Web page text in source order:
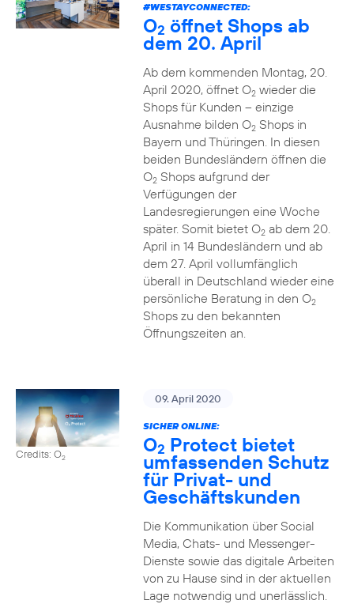
#WESTAYCONNECTED:
O2 öffnet Shops ab
dem 20. April
Ab dem kommenden Montag, 20.
April 2020, öffnet O2wieder die
Shops für Kunden – einzige
Ausnahme bilden O2Shops in
Bayern und Thüringen. In diesen
beiden Bundesländern öffnen die
O2Shops aufgrund der
Verfügungen der
Landesregierungen eine Woche
später. Somit bietet O2ab dem 20.
April in 14 Bundesländern und ab
dem 27. April vollumfänglich
überall in Deutschland wieder eine
persönliche Beratung in den O2
Shops zu den bekannten
Öffnungszeiten an.
Credits: O2
09. April 2020
SICHER ONLINE:
O2 Protect bietet
umfassenden Schutz
für Privat- und
Geschäftskunden
Die Kommunikation über Social
Media, Chats- und Messenger-
Dienste sowie das digitale Arbeiten
von zu Hause sind in der aktuellen
Lage notwendig und unerlässlich.